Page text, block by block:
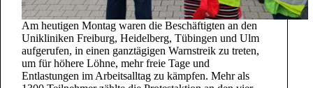
Am heutigen Montag waren die Beschäftigten an den
Unikliniken Freiburg, Heidelberg, Tübingen und Ulm
aufgerufen, in einen ganztägigen Warnstreik zu treten,
um für höhere Löhne, mehr freie Tage und
Entlastungen im Arbeitsalltag zu kämpfen. Mehr als